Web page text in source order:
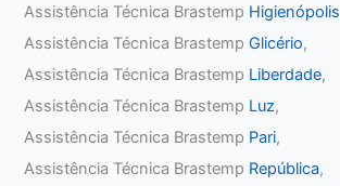
Assistência Técnica Brastemp Higienópolis
Assistência Técnica BrastempGlicério,
Assistência Técnica Brastemp Liberdade,
Assistência Técnica Brastemp Luz,
Assistência Técnica Brastemp Pari,
Assistência Técnica Brastemp República,